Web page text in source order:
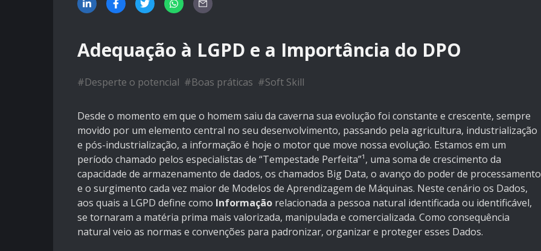
Adequação à LGPD e a Importância do DPO
#Desperte o potencial #Boas práticas #Soft Skill
Desde o momento em que o homem saiu da caverna sua evolução foi constante e crescente, sempre
movido por um elemento central no seu desenvolvimento, passando pela agricultura, industrialização
e pós-industrialização, a informação é hoje o motor que move nossa evolução. Estamos em um
período chamado pelos especialistas de “Tempestade Perfeita”¹, uma soma de crescimento da
capacidade de armazenamento de dados, os chamados Big Data, o avanço do poder de processamento
e o surgimento cada vez maior de Modelos de Aprendizagem de Máquinas. Neste cenário os Dados,
aos quais a LGPD define como Informação relacionada a pessoa natural identificada ou identificável,
se tornaram a matéria prima mais valorizada, manipulada e comercializada. Como consequência
natural veio as normas e convenções para padronizar, organizar e proteger esses Dados.